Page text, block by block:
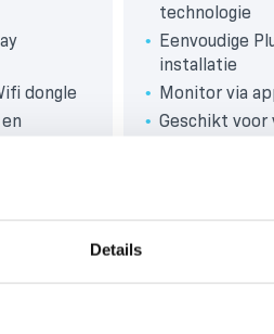
Details
dongle
technologie
Eenvoudige
installatie
Monitor via
Geschikt voor
€11.083,60